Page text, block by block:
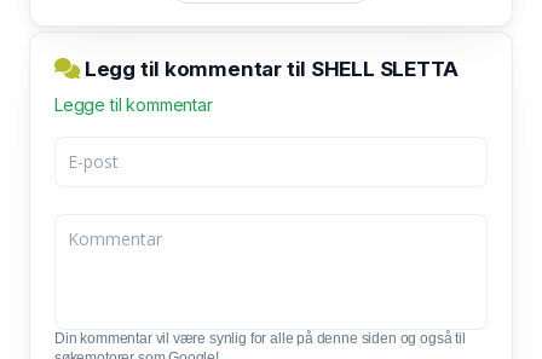
Legg til kommentar til SHELL SLETTA
Legge til kommentar
Din kommentar vil være synlig for alle på denne siden og også til